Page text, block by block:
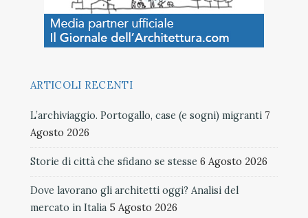
ARTICOLI RECENTI
L’archiviaggio. Portogallo, case (e sogni) migranti 7
Agosto 2026
Storie di città che sfidano se stesse 6 Agosto 2026
Dove lavorano gli architetti oggi? Analisi del
mercato in Italia 5 Agosto 2026